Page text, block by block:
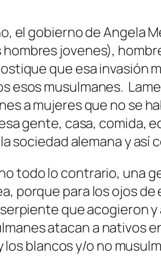
el gobierno de Angela
jovenes),
que esa invasión
esos musulmanes.
a mujeres que no se
gente, casa, comida,
sociedad alemana y así
todo lo contrario, una
porque para los ojos
que acogieron
atacan a nativos
blancos y/o no